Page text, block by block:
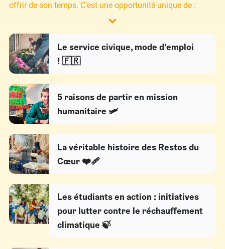
offrir de son temps. C’est une opportunité unique de :
Le service civique, mode d’emploi
! 🇫🇷
5 raisons de partir en mission
humanitaire 🛩
La véritable histoire des Restos du
Cœur ❤️‍🩹
Les étudiants en action : initiatives
pour lutter contre le réchauffement
climatique 🍃